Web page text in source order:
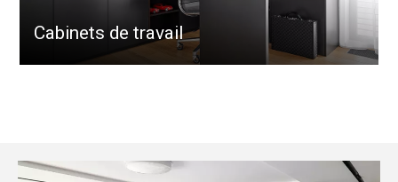
Cabinets de travail